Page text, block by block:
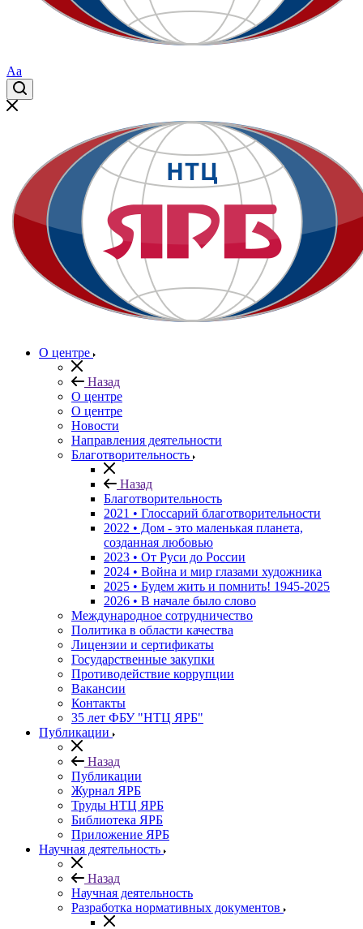
Aa
О центре
Назад
О центре
О центре
Новости
Направления деятельности
Благотворительность
Назад
Благотворительность
2021 • Глоссарий благотворительности
2022 • Дом - это маленькая планета,
созданная любовью
2023 • От Руси до России
2024 • Война и мир глазами художника
2025 • Будем жить и помнить! 1945-2025
2026 • В начале было слово
Международное сотрудничество
Политика в области качества
Лицензии и сертификаты
Государственные закупки
Противодействие коррупции
Вакансии
Контакты
35 лет ФБУ "НТЦ ЯРБ"
Публикации
Назад
Публикации
Журнал ЯРБ
Труды НТЦ ЯРБ
Библиотека ЯРБ
Приложение ЯРБ
Научная деятельность
Назад
Научная деятельность
Разработка нормативных документов